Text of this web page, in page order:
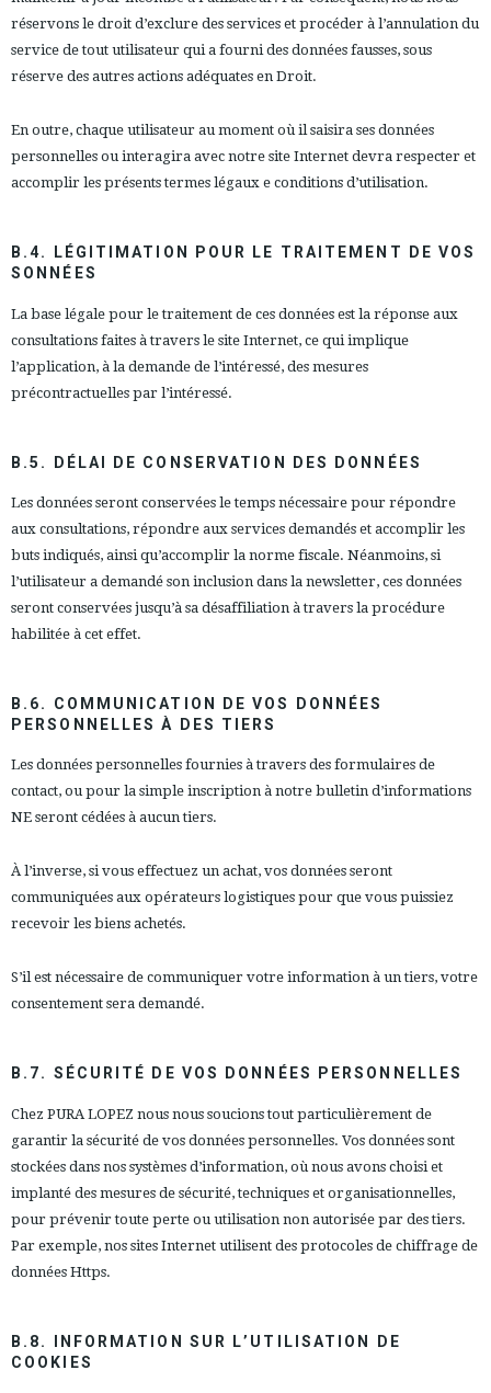
réservons le droit d’exclure des services et procéder à l’annulation du
service de tout utilisateur qui a fourni des données fausses, sous
réserve des autres actions adéquates en Droit.
En outre, chaque utilisateur au moment où il saisira ses données
personnelles ou interagira avec notre site Internet devra respecter et
accomplir les présentstermes légaux e conditions d’utilisation.
B.4. LÉGITIMATION POUR LE TRAITEMENT DE VOS
SONNÉES
La base légale pour le traitement de ces données est la réponse aux
consultations faites à travers le site Internet, ce qui implique
l’application, à la demande de l’intéressé, des mesures
précontractuelles par l’intéressé.
B.5. DÉLAI DE CONSERVATION DES DONNÉES
Les données seront conservées le temps nécessaire pour répondre
aux consultations, répondre aux services demandés et accomplir les
buts indiqués, ainsi qu’accomplir la norme fiscale. Néanmoins, si
l’utilisateur a demandé son inclusion dans la newsletter, ces données
seront conservées jusqu’à sa désaffiliation à travers la procédure
habilitée à cet effet.
B.6. COMMUNICATION DE VOS DONNÉES
PERSONNELLES À DES TIERS
Les données personnelles fournies à travers des formulaires de
contact, ou pour la simple inscription à notre bulletin d’informations
NE seront cédées à aucun tiers.
À l’inverse, si vous effectuez un achat, vos données seront
communiquées aux opérateurs logistiques pour que vous puissiez
recevoir les biens achetés.
S’il est nécessaire de communiquer votre information à un tiers, votre
consentement sera demandé.
B.7. SÉCURITÉ DE VOS DONNÉES PERSONNELLES
Chez PURA LOPEZ nous nous soucions tout particulièrement de
garantir la sécurité de vos données personnelles. Vos données sont
stockées dans nos systèmes d’information, où nous avons choisi et
implanté des mesures de sécurité, techniques et organisationnelles,
pour prévenir toute perte ou utilisation non autorisée par des tiers.
Par exemple, nos sites Internet utilisent des protocoles de chiffrage de
données Https.
B.8. INFORMATION SUR L’UTILISATION DE
COOKIES